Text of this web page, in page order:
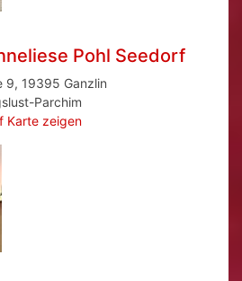
Pohl Seedorf
9, 19395 Ganzlin
Parchim
Karte zeigen